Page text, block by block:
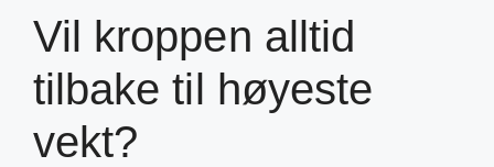
Vil kroppen alltid
tilbake til høyeste
vekt?